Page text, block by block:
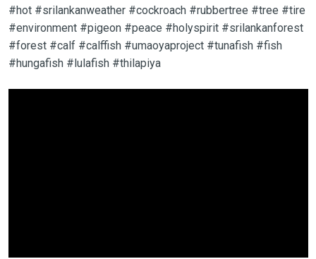
#hot #srilankanweather #cockroach #rubbertree #tree #tire
#environment #pigeon #peace #holyspirit #srilankanforest
#forest #calf #calffish #umaoyaproject #tunafish #fish
#hungafish #lulafish #thilapiya